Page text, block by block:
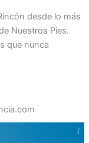
desde lo más
Nuestros Pies.
que nunca